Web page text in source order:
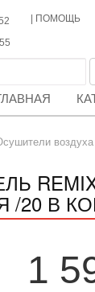
ПОМОЩЬ
воздуха
/20 В
1